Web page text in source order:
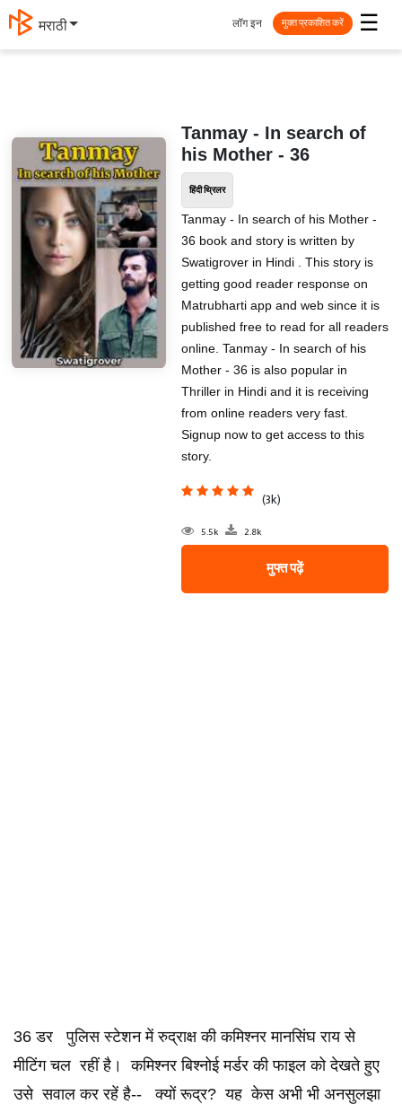
मराठी ☰
लॉग इन मुक्त प्रकाशित करें
Tanmay - In search of
his Mother - 36
हिंदी थ्रिलर
Tanmay - In search of his Mother -
36 book and story is written by
Swatigrover in Hindi . This story is
getting good reader response on
Matrubharti app and web since it is
published free to read for all readers
online. Tanmay - In search of his
Mother - 36 is also popular in
Thriller in Hindi and it is receiving
from online readers very fast.
Signup now to get access to this
story.
(3k)
5.5k 2.8k
मुफ्त पढ़ें
36 डर पुलिस स्टेशन में रुद्राक्ष की कमिश्नर मानसिंघ राय से
मीटिंग चल रहीं है। कमिश्नर बिश्नोई मर्डर की फाइल को देखते हुए
उसे सवाल कर रहें है-- क्यों रूद्र? यह केस अभी भी अनसुलझा